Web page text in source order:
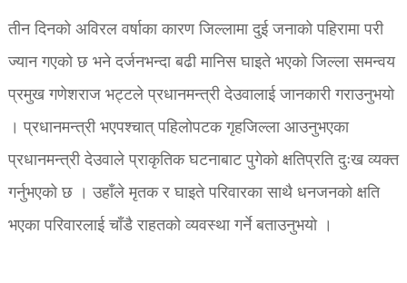
तीन दिनको अविरल वर्षाका कारण जिल्लामा दुई जनाको पहिरामा परी
ज्यान गएको छ भने दर्जनभन्दा बढी मानिस घाइते भएको जिल्ला समन्वय
प्रमुख गणेशराज भट्टले प्रधानमन्त्री देउवालाई जानकारी गराउनुभयो
। प्रधानमन्त्री भएपश्चात् पहिलोपटक गृहजिल्ला आउनुभएका
प्रधानमन्त्री देउवाले प्राकृतिक घटनाबाट पुगेको क्षतिप्रति दुःख व्यक्त
गर्नुभएको छ । उहाँले मृतक र घाइते परिवारका साथै धनजनको क्षति
भएका परिवारलाई चाँडै राहतको व्यवस्था गर्ने बताउनुभयो ।